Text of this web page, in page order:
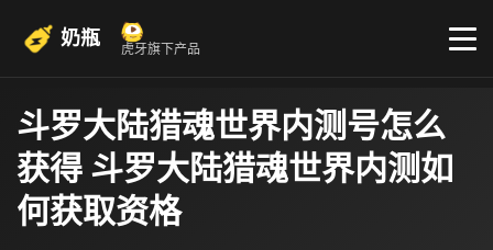
奶瓶 虎牙旗下产品
斗罗大陆猎魂世界内测号怎么
获得 斗罗大陆猎魂世界内测如
何获取资格